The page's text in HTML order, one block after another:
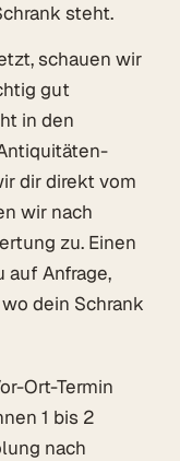
steht.
schauen wir
gut
in den
dir direkt vom
wir nach
zu. Einen
auf Anfrage,
dein Schrank
Ort-Termin
1 bis 2
nach